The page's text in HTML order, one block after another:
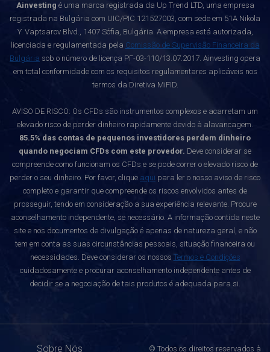
Ainvesting é uma marca registrada da Up Trend LTD, uma empresa
registrada na Bulgária com UIC/PIC 121527003, com sede em 51A Nikola
Y. Vaptsarov Blvd., 1407 Sófia, Bulgária. A empresa está autorizada,
licenciada e regulamentada pela Comissão de Supervisão Financeira da
Bulgária sob o número de licença РГ-03-110/13.07.2017. Ainvesting opera
em total conformidade com os requisitos regulamentares aplicáveis nos
termos da Diretiva MiFID.
AVISO DE RISCO: Os CFDs são instrumentos complexos e acarretam um
elevado risco de perder dinheiro rapidamente devido à alavancagem.
85.5% das contas de pequenos investidores perdem dinheiro
quando negociam CFDs com este provedor. Deve considerar se
compreende como funcionam os CFDs e se pode correr o elevado risco de
perder o seu dinheiro. Por favor, clique aqui para ler o nosso aviso de risco
completo e garantir que compreende os riscos envolvidos antes de
prosseguir, tendo em consideração a sua experiência relevante. Procure
aconselhamento independente, se necessário. A informação contida neste
site e nos documentos de divulgação é apenas de natureza geral, e não
tem em conta as suas circunstâncias pessoais, situação financeira ou
necessidades. Deve considerar os nossos Termos e Condições
cuidadosamente e procurar aconselhamento independente antes de
decidir se a negociação de tais produtos é adequada para si.
Sobre Nós © Todos os direitos reservados à